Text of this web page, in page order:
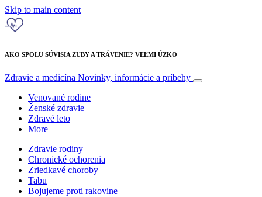
Skip to main content
AKO SPOLU SÚVISIA ZUBY A TRÁVENIE? VEĽMI ÚZKO
Zdravie a medicína Novinky, informácie a príbehy
Venované rodine
Ženské zdravie
Zdravé leto
More
Zdravie rodiny
Chronické ochorenia
Zriedkavé choroby
Tabu
Bojujeme proti rakovine